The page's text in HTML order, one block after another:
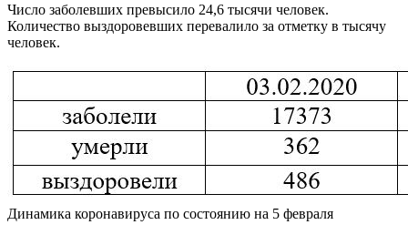
Число заболевших превысило 24,6 тысячи человек.
Количество выздоровевших перевалило за отметку в тысячу
человек.
Динамика коронавируса по состоянию на 5 февраля